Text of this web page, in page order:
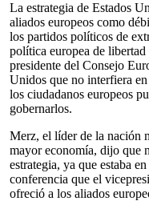
La estrategia de Estados
aliados europeos como
los partidos políticos de
política europea de
presidente del Consejo
Unidos que no interfiera
los ciudadanos europeos
gobernarlos.
Merz, el líder de la nación
mayor economía, dijo que
estrategia, ya que estaba
conferencia que el
ofreció a los aliados